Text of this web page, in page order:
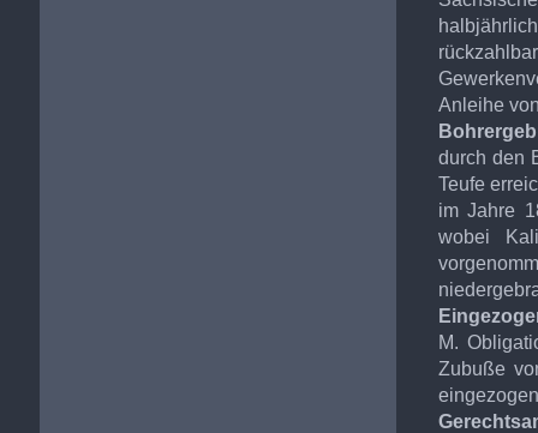
Anleihe
durch den
Teufe
im Jahre
wobei
M.
Zubuße